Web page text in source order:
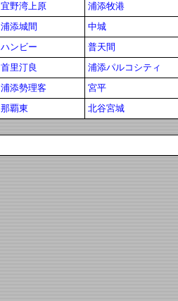
宜野湾上原
浦添牧港
浦添城間
中城
ハンビー
普天間
首里汀良
浦添パルコシティ
浦添勢理客
宮平
那覇東 北谷宮城